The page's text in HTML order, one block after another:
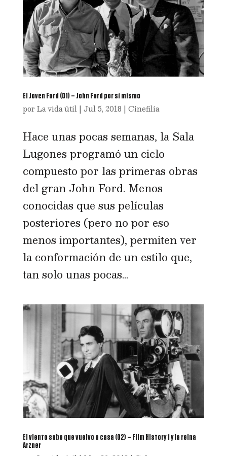
El Joven Ford (01) – John Ford por sí mismo
por La vida útil| Jul 5, 2018 | Cinefilia
Hace unas pocas semanas, la Sala
Lugones programó un ciclo
compuesto por las primeras obras
del gran John Ford. Menos
conocidas que sus películas
posteriores (pero no por eso
menos importantes), permiten ver
la conformación de un estilo que,
tan solo unas pocas...
El viento sabe que vuelvo a casa (02) – Film History 1 y la reina
Arzner